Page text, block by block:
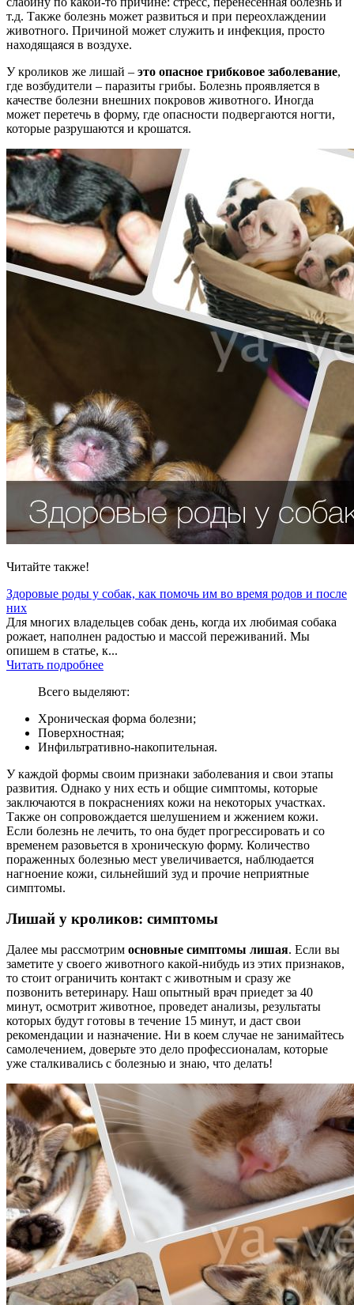
т.д. Также болезнь может развиться и при переохлаждении
животного. Причиной может служить и инфекция, просто
находящаяся в воздухе.
У кроликов же лишай – это опасное грибковое заболевание,
где возбудители – паразиты грибы. Болезнь проявляется в
качестве болезни внешних покровов животного. Иногда
может перетечь в форму, где опасности подвергаются ногти,
которые разрушаются и крошатся.
Читайте также!
Здоровые роды у собак, как помочь им во время родов и после
них
Для многих владельцев собак день, когда их любимая собака
рожает, наполнен радостью и массой переживаний. Мы
опишем в статье, к...
Читать подробнее
Всего выделяют:
Хроническая форма болезни;
Поверхностная;
Инфильтративно-накопительная.
У каждой формы своим признаки заболевания и свои этапы
развития. Однако у них есть и общие симптомы, которые
заключаются в покраснениях кожи на некоторых участках.
Также он сопровождается шелушением и жжением кожи.
Если болезнь не лечить, то она будет прогрессировать и со
временем разовьется в хроническую форму. Количество
пораженных болезнью мест увеличивается, наблюдается
нагноение кожи, сильнейший зуд и прочие неприятные
симптомы.
Лишай у кроликов: симптомы
Далее мы рассмотрим основные симптомы лишая. Если вы
заметите у своего животного какой-нибудь из этих признаков,
то стоит ограничить контакт с животным и сразу же
позвонить ветеринару. Наш опытный врач приедет за 40
минут, осмотрит животное, проведет анализы, результаты
которых будут готовы в течение 15 минут, и даст свои
рекомендации и назначение. Ни в коем случае не занимайтесь
самолечением, доверьте это дело профессионалам, которые
уже сталкивались с болезнью и знаю, что делать!